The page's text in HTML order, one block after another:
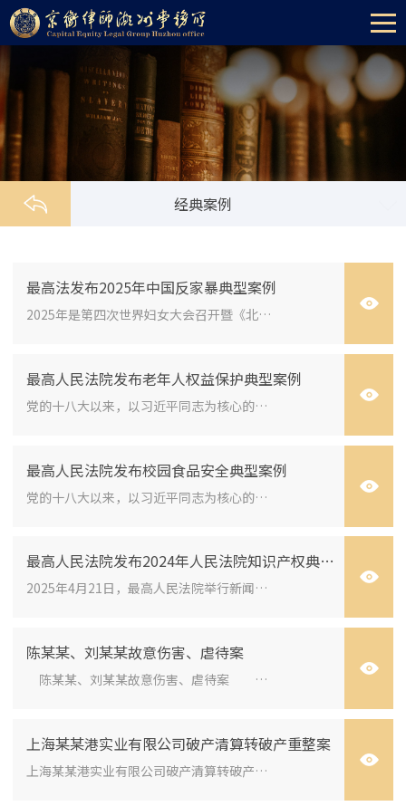
经典案例
最高法发布2025年中国反家暴典型案例
2025年是第四次世界妇女大会召开暨《北京宣言》与《行动纲领》通过三十周年，为弘扬第四次世界妇女大会精神，贯彻落实习近平总...
最高人民法院发布老年人权益保护典型案例
党的十八大以来，以习近平同志为核心的党中央高度重视老龄工作，将积极应对人口老龄化确定为国家战略。人民法院坚持以习近平新...
最高人民法院发布校园食品安全典型案例
党的十八大以来，以习近平同志为核心的党中央高度重视食品安全工作，习近平总书记对食品安全工作多次作出重要批示。校园食品安...
最高人民法院发布2024年人民法院知识产权典型案例
2025年4月21日，最高人民法院举行新闻发布会，发布《中国法院知识产权司法保护状况（2024年）》及2024年人民法院知识产权典型...
陈某某、刘某某故意伤害、虐待案
陈某某、刘某某故意伤害、虐待案 （最高人民法院审判委员会讨论通过 2024年5月30日发布） 关键词 刑事/故意伤害罪/虐待罪...
上海某某港实业有限公司破产清算转破产重整案
上海某某港实业有限公司破产清算转破产重整案 （最高人民法院审判委员会讨论通过2023年10月20日发布） 关键词民事/申请破产...